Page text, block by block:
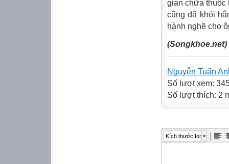
gian chữa thuốc
cũng đã khỏi
hành nghề cho
(Songkhoe.net)
Nguyễn Tuấn
Số lượt xem:
Số lượt thích: 2
Kích thước font